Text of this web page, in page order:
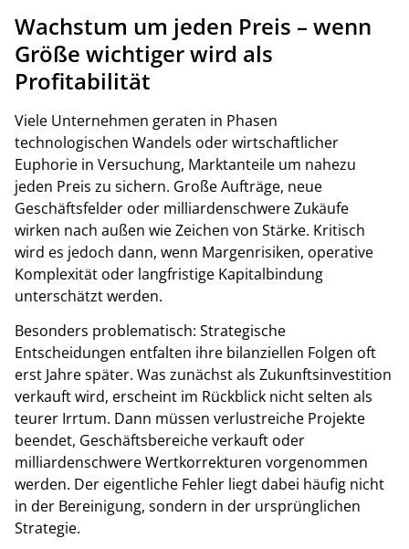
Wachstum um jeden Preis – wenn
Größe wichtiger wird als
Profitabilität
Viele Unternehmen geraten in Phasen
technologischen Wandels oder wirtschaftlicher
Euphorie in Versuchung, Marktanteile um nahezu
jeden Preis zu sichern. Große Aufträge, neue
Geschäftsfelder oder milliardenschwere Zukäufe
wirken nach außen wie Zeichen von Stärke. Kritisch
wird es jedoch dann, wenn Margenrisiken, operative
Komplexität oder langfristige Kapitalbindung
unterschätzt werden.
Besonders problematisch: Strategische
Entscheidungen entfalten ihre bilanziellen Folgen oft
erst Jahre später. Was zunächst als Zukunftsinvestition
verkauft wird, erscheint im Rückblick nicht selten als
teurer Irrtum. Dann müssen verlustreiche Projekte
beendet, Geschäftsbereiche verkauft oder
milliardenschwere Wertkorrekturen vorgenommen
werden. Der eigentliche Fehler liegt dabei häufig nicht
in der Bereinigung, sondern in der ursprünglichen
Strategie.